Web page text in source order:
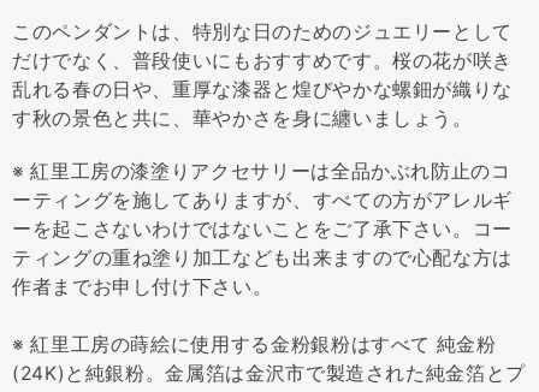
このペンダントは、特別な日のためのジュエリーとして
だけでなく、普段使いにもおすすめです。桜の花が咲き
乱れる春の日や、重厚な漆器と煌びやかな螺鈿が織りな
す秋の景色と共に、華やかさを身に纏いましょう。
※ 紅里工房の漆塗りアクセサリーは全品かぶれ防止のコ
ーティングを施してありますが、すべての方がアレルギ
ーを起こさないわけではないことをご了承下さい。コー
ティングの重ね塗り加工なども出来ますので心配な方は
作者までお申し付け下さい。
※ 紅里工房の蒔絵に使用する金粉銀粉はすべて 純金粉
(24K)と純銀粉。金属箔は金沢市で製造された純金箔とプ